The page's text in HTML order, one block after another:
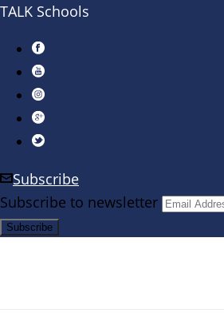
TALK Schools
Subscribe
Subscribe to newsletter